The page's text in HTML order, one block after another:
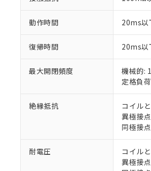
動作時間 20ms以
復帰時間 20ms以
最大開閉頻度
機械的:
定格負
絶縁抵抗
コイル
異極接
同極接
耐電圧
コイル
異極接